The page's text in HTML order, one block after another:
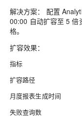
解决方案：
配置
00:00 自动扩容至 5 倍
格。
扩容效果：
指标
扩容路径
月度报表生成时间
失败查询数